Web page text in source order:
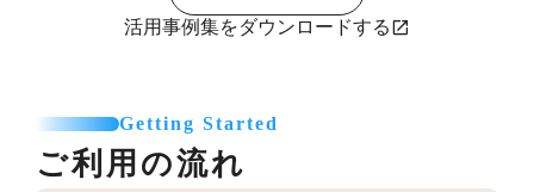
活用事例集をダウンロードする
Getting Started
ご利用の流れ